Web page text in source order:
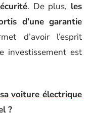
. De plus, les
d’une garantie
d’avoir l’esprit
investissement est
voiture électrique
?